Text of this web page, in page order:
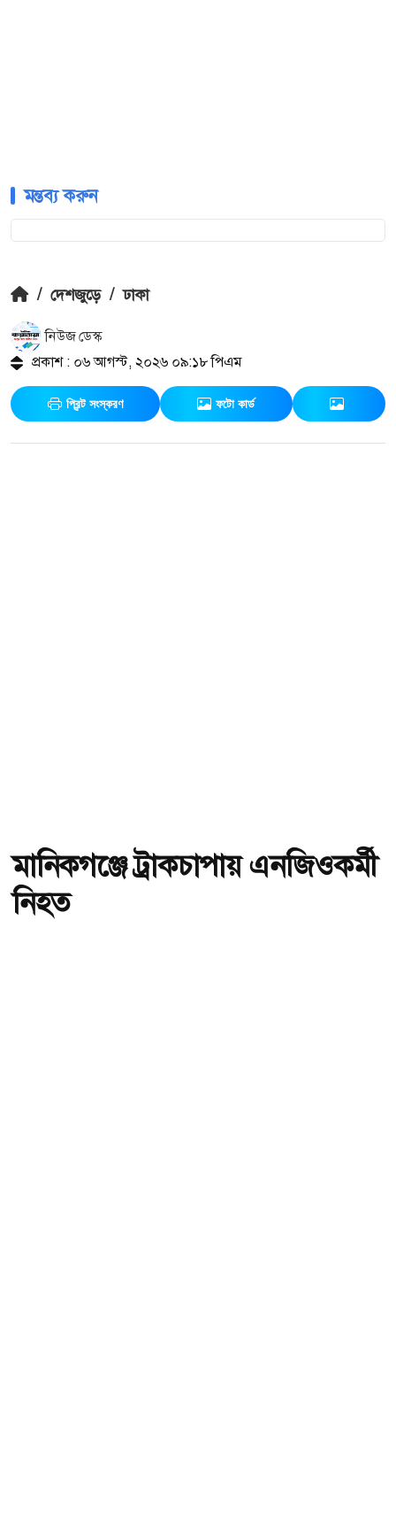
মন্তব্য করুন
/ দেশজুড়ে / ঢাকা
নিউজ ডেস্ক
প্রকাশ : ০৬ আগস্ট, ২০২৬ ০৯:১৮ পিএম
প্রিন্ট সংস্করণ ফটো কার্ড
মানিকগঞ্জে ট্রাকচাপায় এনজিওকর্মী
নিহত